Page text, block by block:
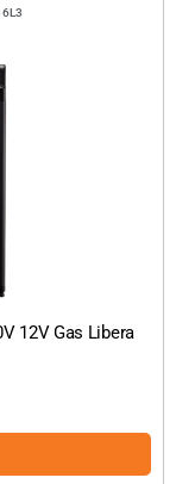
12V Gas Libera